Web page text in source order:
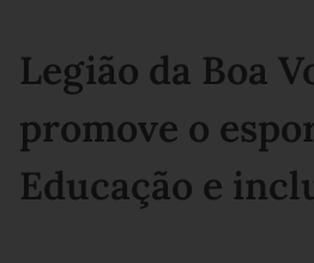
Legião da Boa
promove o
Educação e